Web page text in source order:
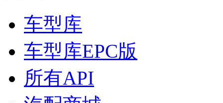
车型库
车型库EPC版
所有API